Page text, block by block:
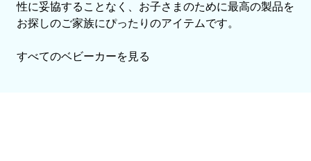
性に妥協することなく、お子さまのために最高の製品を
お探しのご家族にぴったりのアイテムです。
すべてのベビーカーを見る